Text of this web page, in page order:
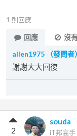
1 則回應
回應
沒
allen1975
（發問者）
謝謝大大回復
souda
iT邦高手
2